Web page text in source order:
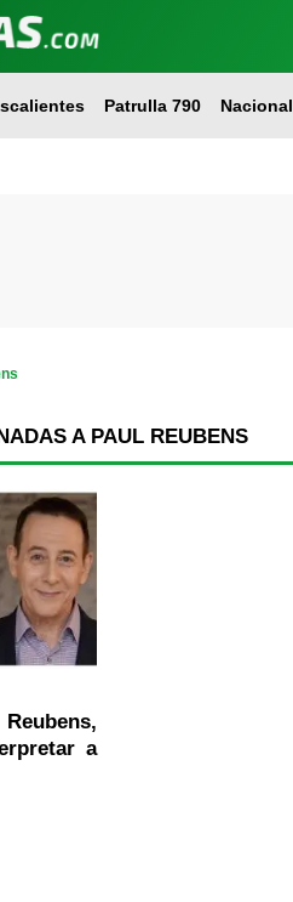
Patrulla 790 Nacional
A PAUL REUBENS
a